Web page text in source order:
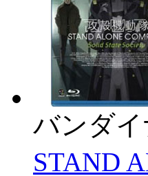
バンダ
STAND